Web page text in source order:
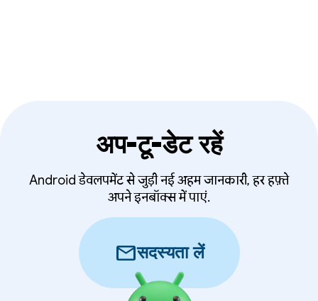
अप-टू-डेट रहें
Android डेवलपमेंट से जुड़ी नई अहम जानकारी, हर हफ़्ते
अपने इनबॉक्स में पाएं.
mailसदस्यता लें